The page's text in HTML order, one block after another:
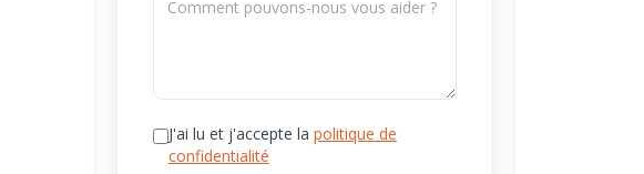
J'ai lu et j'accepte la politique de
confidentialité